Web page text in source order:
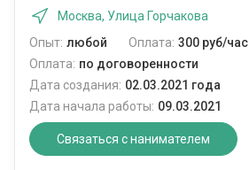
Москва, Улица Горчакова
Опыт: любой Оплата: 300 руб/час
Оплата: по договоренности
Дата создания: 02.03.2021 года
Дата начала работы: 09.03.2021
Связаться с нанимателем